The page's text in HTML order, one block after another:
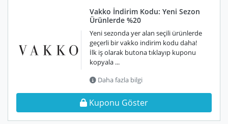
Vakko İndirim Kodu: Yeni Sezon
Ürünlerde %20
Yeni sezonda yer alan seçili ürünlerde
geçerli bir vakko indirim kodu daha!
İlk iş olarak butona tıklayıp kuponu
kopyala ...
Daha fazla bilgi
Kuponu Göster